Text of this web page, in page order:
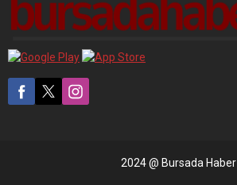
İZBAN, Sirkeci-Kazlıçeşme
ile Gayrettepe-İstanbul
2024 @ Bursada Haber